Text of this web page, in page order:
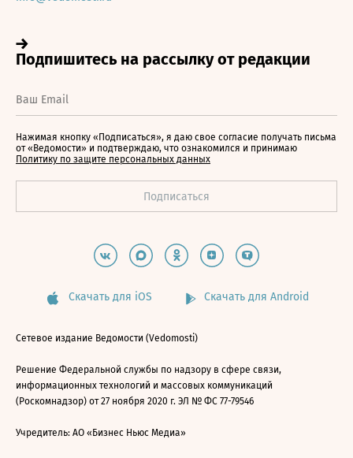
Нажимая кнопку «Подписаться», я даю свое согласие получать письма
от «Ведомости» и подтверждаю, что ознакомился и принимаю
Политику по защите персональных данных
Скачать для iOS Скачать для Android
Сетевое издание Ведомости (Vedomosti)
Решение Федеральной службы по надзору в сфере связи,
информационных технологий и массовых коммуникаций
(Роскомнадзор) от 27 ноября 2020 г. ЭЛ № ФС 77-79546
Учредитель: АО «Бизнес Ньюс Медиа»